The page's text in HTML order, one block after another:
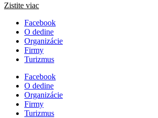
Zistite viac
Facebook
O dedine
Organizácie
Firmy
Turizmus
Facebook
O dedine
Organizácie
Firmy
Turizmus